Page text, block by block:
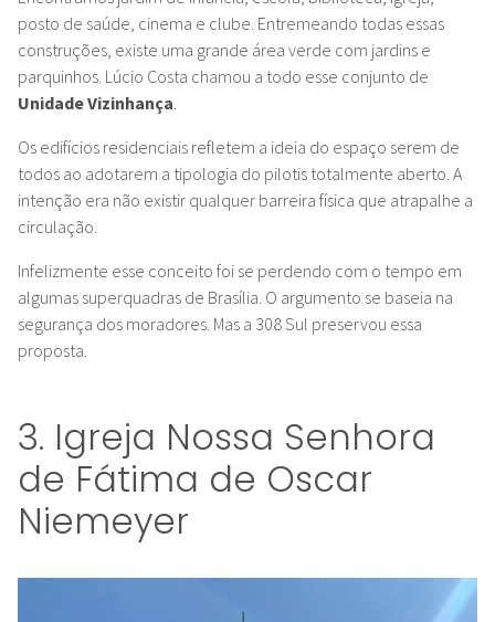
posto de saúde, cinema e clube. Entremeando todas essas
construções, existe uma grande área verde com jardins e
parquinhos. Lúcio Costa chamou a todo esse conjunto de
Unidade Vizinhança.
Os edifícios residenciais refletem a ideia do espaço serem de
todos ao adotarem a tipologia do pilotis totalmente aberto. A
intenção era não existir qualquer barreira física que atrapalhe a
circulação.
Infelizmente esse conceito foi se perdendo com o tempo em
algumas superquadras de Brasília. O argumento se baseia na
segurança dos moradores. Mas a 308 Sul preservou essa
proposta.
3. Igreja Nossa Senhora
de Fátima de Oscar
Niemeyer